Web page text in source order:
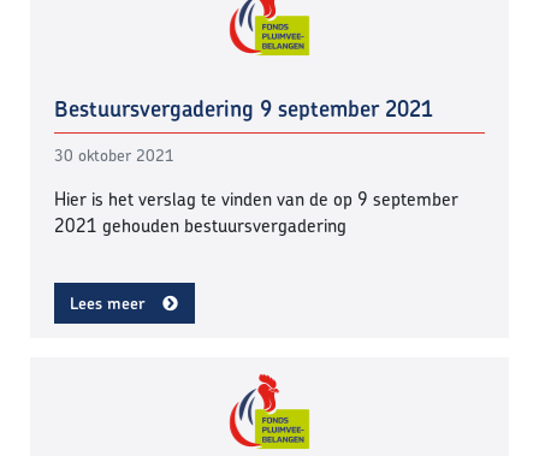
Bestuursvergadering 9 september 2021
30 oktober 2021
Hier is het verslag te vinden van de op 9 september
2021 gehouden bestuursvergadering
Lees meer